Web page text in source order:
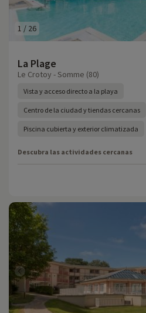
1 / 26
La Plage
Le Crotoy - Somme (80)
Vista y acceso directo a la playa
Centro de la ciudad y tiendas cercanas
Piscina cubierta y exterior climatizada
Descubra las actividades cercanas